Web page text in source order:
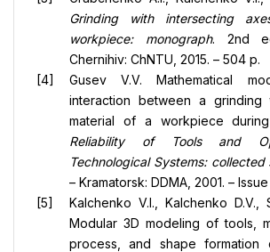
Grinding with intersecting
workpiece: monograph. 2nd
Chernihiv: ChNTU, 2015. – 504 p.
Gusev V.V. Mathematical
interaction between a grinding
material of a workpiece
Reliability of Tools and
Technological Systems:
– Kramatorsk: DDMA, 2001. – Issue
Kalchenko V.I., Kalchenko D.V.,
Modular 3D modeling of tools,
process, and shape formation